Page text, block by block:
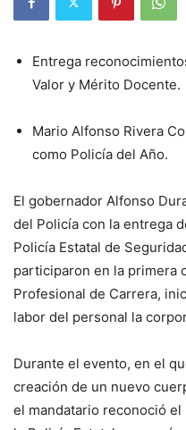
Entrega
Valor y Mérito Docente.
Mario Alfonso Rivera
como Policía del Año.
El gobernador Alfonso
del Policía con la entrega
Policía Estatal de
participaron en la primera
Profesional de Carrera,
labor del personal la
Durante el evento, en el
creación de un nuevo
el mandatario reconoció